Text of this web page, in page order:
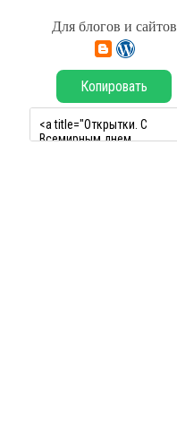
Для блогов и сайтов
Копировать